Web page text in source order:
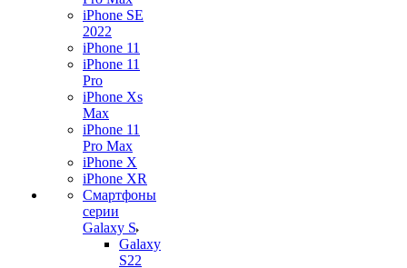
iPhone SE
2022
iPhone 11
iPhone 11
Pro
iPhone Xs
Max
iPhone 11
Pro Max
iPhone X
iPhone XR
Смартфоны
серии
Galaxy S
Galaxy
S22